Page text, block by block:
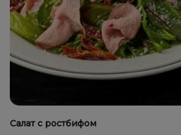
Салат с ростбифом